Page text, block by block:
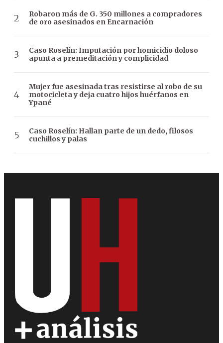
Robaron más de G. 350 millones a compradores
de oro asesinados en Encarnación
Caso Roselín: Imputación por homicidio doloso
apunta a premeditación y complicidad
Mujer fue asesinada tras resistirse al robo de su
motocicleta y deja cuatro hijos huérfanos en
Ypané
Caso Roselín: Hallan parte de un dedo, filosos
cuchillos y palas